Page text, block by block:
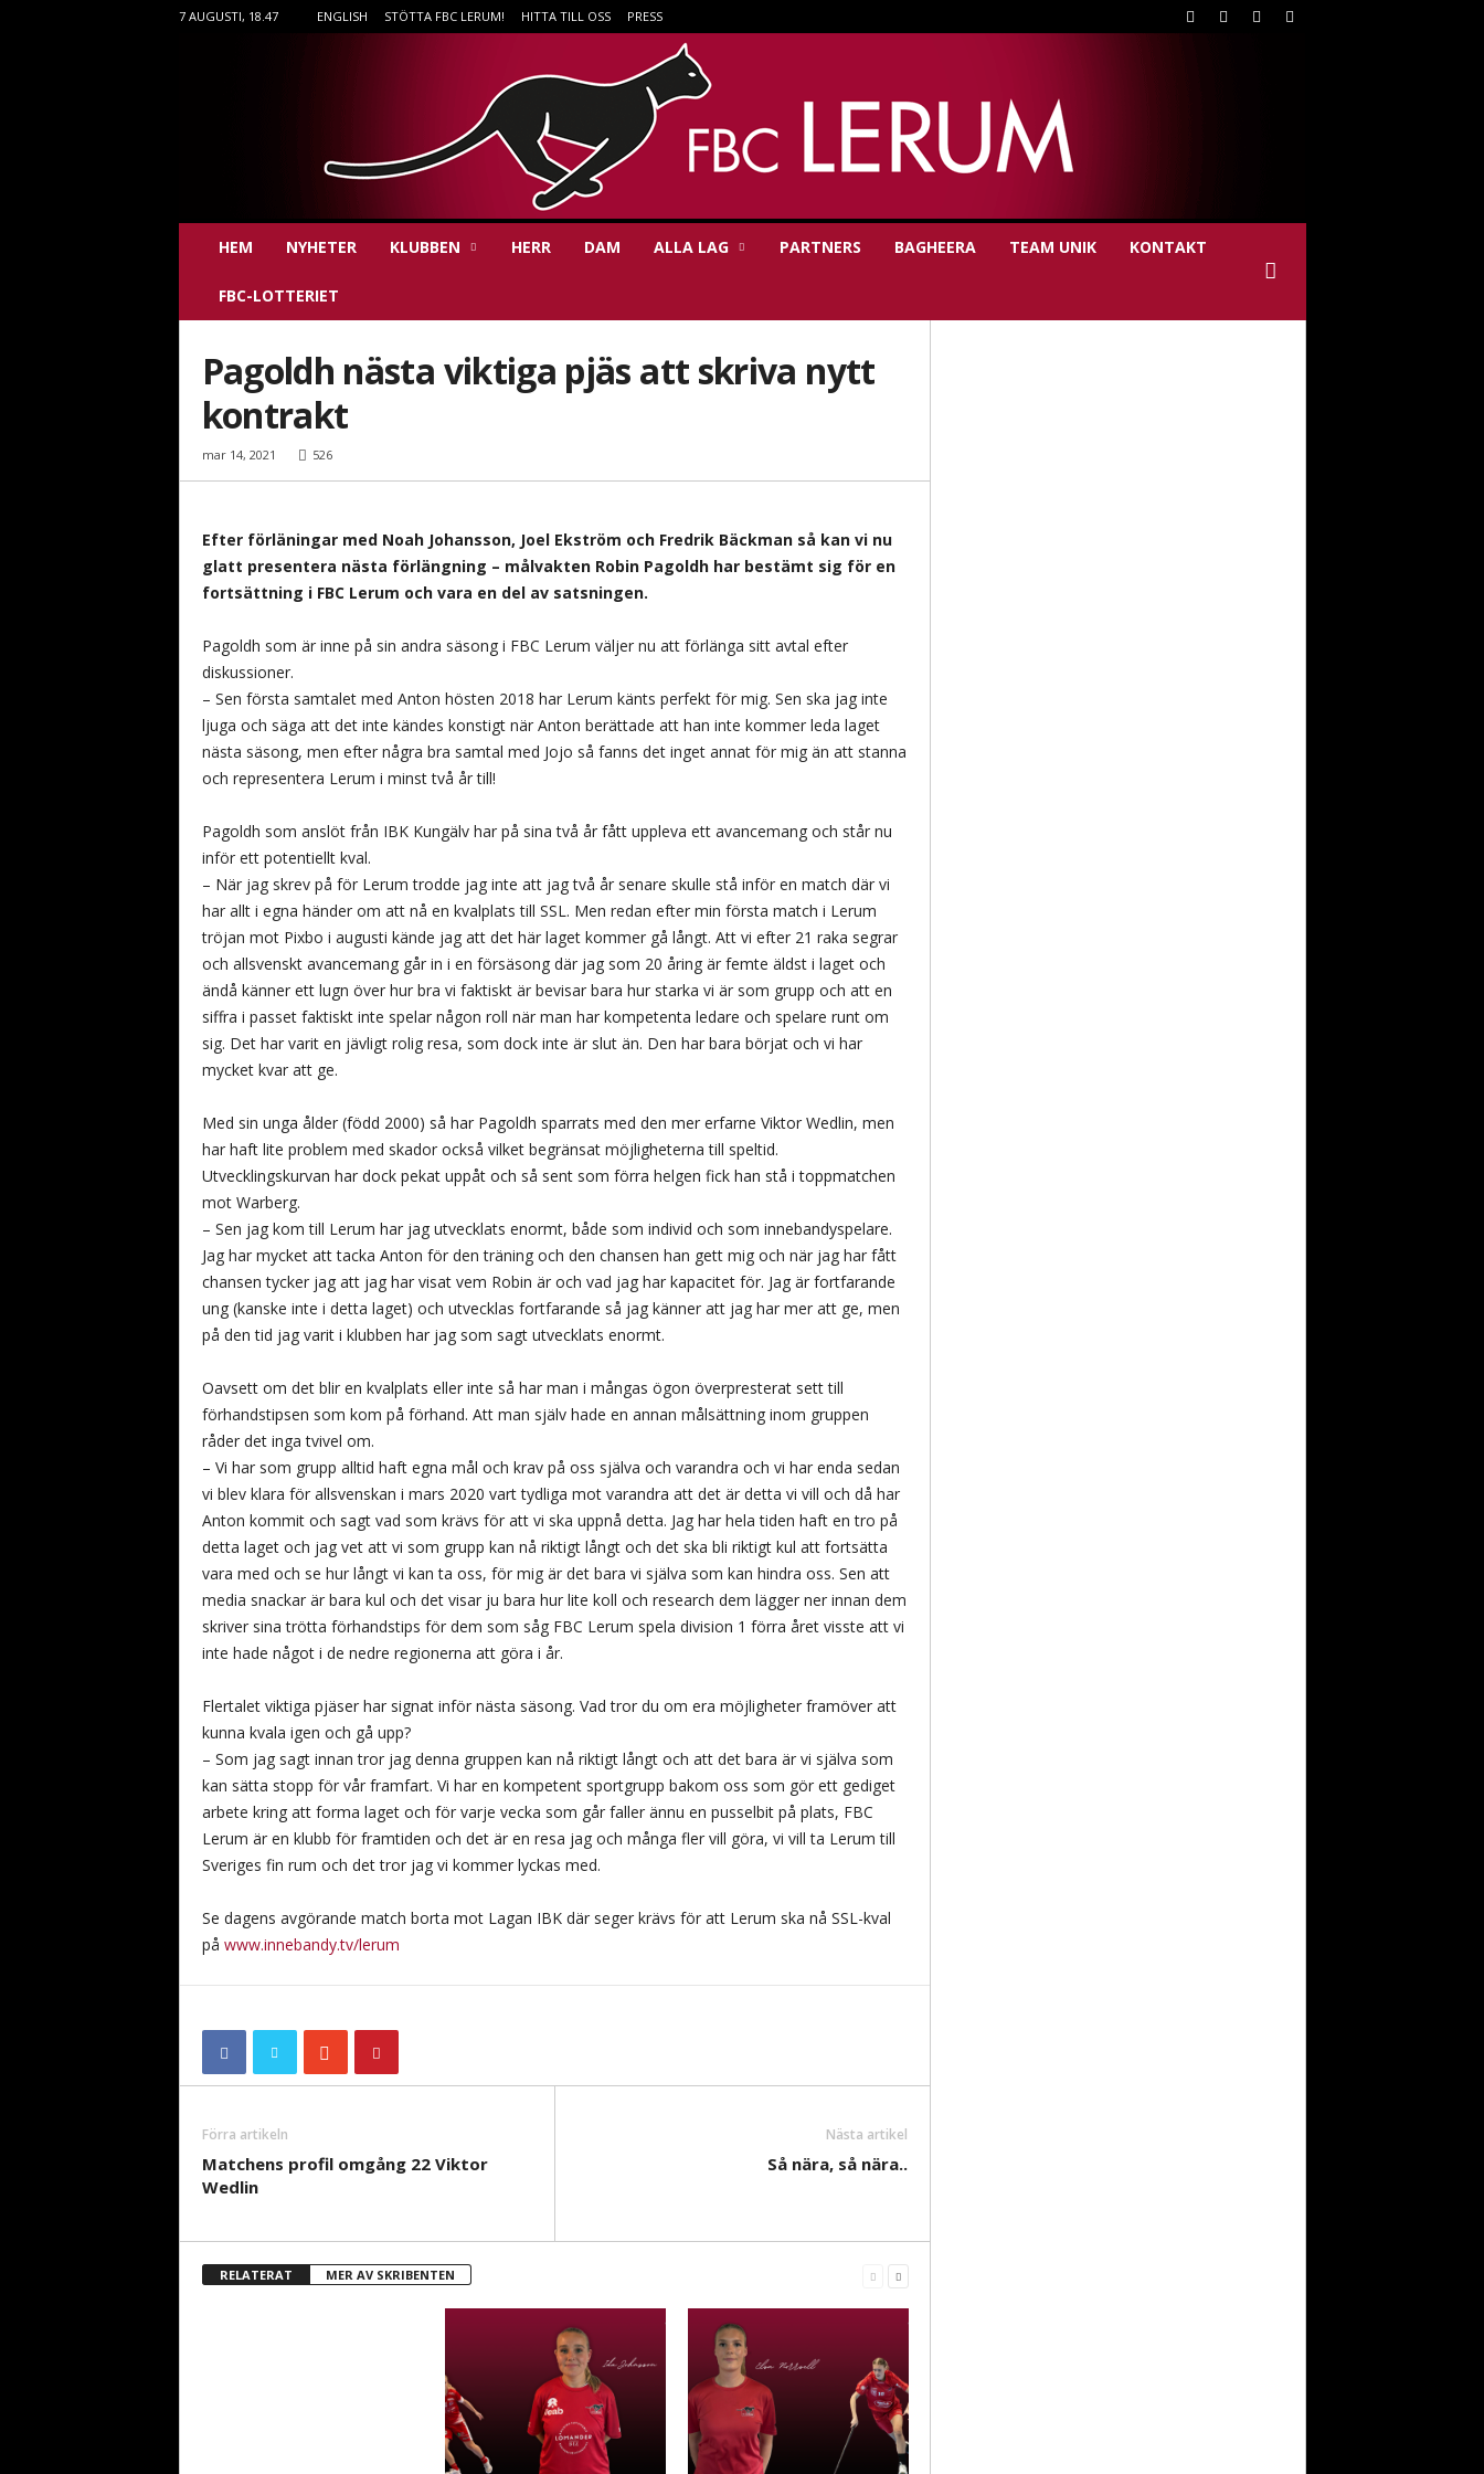
7 AUGUSTI, 18.47 ENGLISH STÖTTA FBC LERUM! HITTA TILL OSS PRESS
F
e
e
HEM NYHETER KLUBBEN HERR DAM ALLA LAG PARTNERS BAGHEERA TEAM UNIK KONTAKT
FBC-LOTTERIET
Pagoldh nästa viktiga pjäs att skriva nytt
kontrakt
mar 14, 2021 526
Efter förläningar med Noah Johansson, Joel Ekström och Fredrik Bäckman så kan vi nu
glatt presentera nästa förlängning – målvakten Robin Pagoldh har bestämt sig för en
fortsättning i FBC Lerum och vara en del av satsningen.
Pagoldh som är inne på sin andra säsong i FBC Lerum väljer nu att förlänga sitt avtal efter
diskussioner.
– Sen första samtalet med Anton hösten 2018 har Lerum känts perfekt för mig. Sen ska jag inte
ljuga och säga att det inte kändes konstigt när Anton berättade att han inte kommer leda laget
nästa säsong, men efter några bra samtal med Jojo så fanns det inget annat för mig än att stanna
och representera Lerum i minst två år till!
Pagoldh som anslöt från IBK Kungälv har på sina två år fått uppleva ett avancemang och står nu
inför ett potentiellt kval.
– När jag skrev på för Lerum trodde jag inte att jag två år senare skulle stå inför en match där vi
har allt i egna händer om att nå en kvalplats till SSL. Men redan efter min första match i Lerum
tröjan mot Pixbo i augusti kände jag att det här laget kommer gå långt. Att vi efter 21 raka segrar
och allsvenskt avancemang går in i en försäsong där jag som 20 åring är femte äldst i laget och
ändå känner ett lugn över hur bra vi faktiskt är bevisar bara hur starka vi är som grupp och att en
siffra i passet faktiskt inte spelar någon roll när man har kompetenta ledare och spelare runt om
sig. Det har varit en jävligt rolig resa, som dock inte är slut än. Den har bara börjat och vi har
mycket kvar att ge.
Med sin unga ålder (född 2000) så har Pagoldh sparrats med den mer erfarne Viktor Wedlin, men
har haft lite problem med skador också vilket begränsat möjligheterna till speltid.
Utvecklingskurvan har dock pekat uppåt och så sent som förra helgen fick han stå i toppmatchen
mot Warberg.
– Sen jag kom till Lerum har jag utvecklats enormt, både som individ och som innebandyspelare.
Jag har mycket att tacka Anton för den träning och den chansen han gett mig och när jag har fått
chansen tycker jag att jag har visat vem Robin är och vad jag har kapacitet för. Jag är fortfarande
ung (kanske inte i detta laget) och utvecklas fortfarande så jag känner att jag har mer att ge, men
på den tid jag varit i klubben har jag som sagt utvecklats enormt.
Oavsett om det blir en kvalplats eller inte så har man i mångas ögon överpresterat sett till
förhandstipsen som kom på förhand. Att man själv hade en annan målsättning inom gruppen
råder det inga tvivel om.
– Vi har som grupp alltid haft egna mål och krav på oss själva och varandra och vi har enda sedan
vi blev klara för allsvenskan i mars 2020 vart tydliga mot varandra att det är detta vi vill och då har
Anton kommit och sagt vad som krävs för att vi ska uppnå detta. Jag har hela tiden haft en tro på
detta laget och jag vet att vi som grupp kan nå riktigt långt och det ska bli riktigt kul att fortsätta
vara med och se hur långt vi kan ta oss, för mig är det bara vi själva som kan hindra oss. Sen att
media snackar är bara kul och det visar ju bara hur lite koll och research dem lägger ner innan dem
skriver sina trötta förhandstips för dem som såg FBC Lerum spela division 1 förra året visste att vi
inte hade något i de nedre regionerna att göra i år.
Flertalet viktiga pjäser har signat inför nästa säsong. Vad tror du om era möjligheter framöver att
kunna kvala igen och gå upp?
– Som jag sagt innan tror jag denna gruppen kan nå riktigt långt och att det bara är vi själva som
kan sätta stopp för vår framfart. Vi har en kompetent sportgrupp bakom oss som gör ett gediget
arbete kring att forma laget och för varje vecka som går faller ännu en pusselbit på plats, FBC
Lerum är en klubb för framtiden och det är en resa jag och många fler vill göra, vi vill ta Lerum till
Sveriges fin rum och det tror jag vi kommer lyckas med.
Se dagens avgörande match borta mot Lagan IBK där seger krävs för att Lerum ska nå SSL-kval
på www.innebandy.tv/lerum
Förra artikeln
Matchens profil omgång 22 Viktor
Wedlin
Nästa artikel
Så nära, så nära..
RELATERAT MER AV SKRIBENTEN